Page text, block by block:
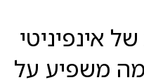
אינפיניטי
משפיע על